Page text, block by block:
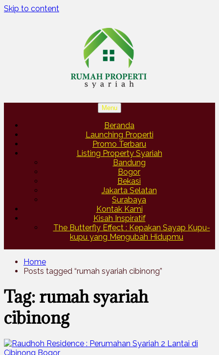
Skip to content
Menu
Beranda
Launching Properti
Promo Terbaru
Listing Property Syariah
Bandung
Bogor
Bekasi
Jakarta Selatan
Surabaya
Kontak Kami
Kisah Inspiratif
The Butterfly Effect : Kepakan Sayap Kupu-
kupu yang Mengubah Hidupmu
Home
Posts tagged “rumah syariah cibinong”
Tag: rumah syariah
cibinong